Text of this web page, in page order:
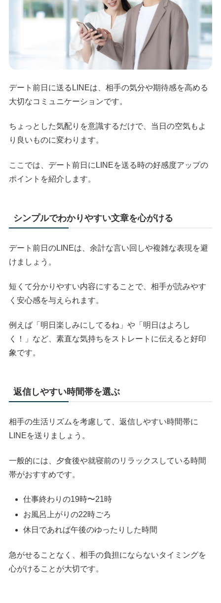
デート前日に送るLINEは、相手の気分や期待感を高める
大切なコミュニケーションです。
ちょっとした気配りを意識するだけで、当日の空気もよ
り良いものに変わります。
ここでは、デート前日にLINEを送る時の好感度アップの
ポイントを紹介します。
シンプルでわかりやすい文章を心がける
デート前日のLINEは、余計な言い回しや複雑な表現を避
けましょう。
短くて分かりやすい内容にすることで、相手が読みやす
く安心感を与えられます。
例えば「明日楽しみにしてるね」や「明日はよろし
く！」など、素直な気持ちをストレートに伝えると好印
象です。
返信しやすい時間帯を選ぶ
相手の生活リズムを考慮して、返信しやすい時間帯に
LINEを送りましょう。
一般的には、夕食後や就寝前のリラックスしている時間
帯がおすすめです。
仕事終わりの19時〜21時
お風呂上がりの22時ごろ
休日であれば午後のゆったりした時間
急がせることなく、相手の負担にならないタイミングを
心がけることが大切です。